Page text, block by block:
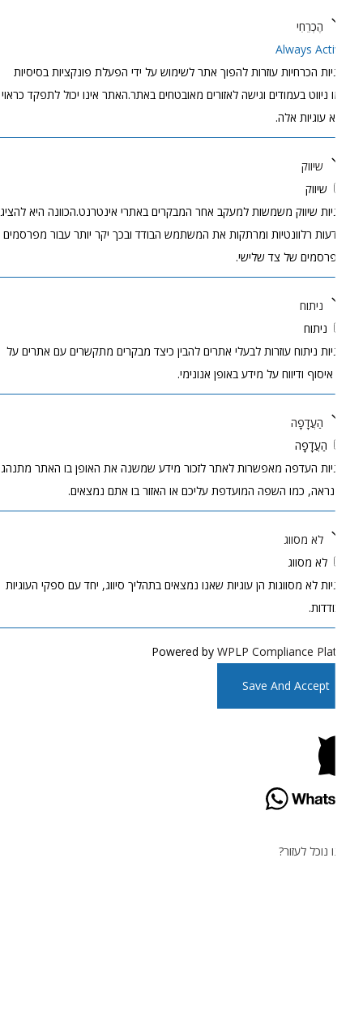
הֶכְרֵחִי
Always
הכרחיות עוזרות להפוך אתר לשימוש על ידי הפעלת פונקציות בסיסיות
ניווט בעמודים וגישה לאזורים מאובטחים באתר.האתר אינו יכול לתפקד כראוי
עוגיות אלה.
שיווק
שיווק
שיווק משמשות למעקב אחר המבקרים באתרי אינטרנט.הכוונה היא להציג
רלוונטיות ומרתקות את המשתמש הבודד ובכך יקר יותר עבור מפרסמים
של צד שלישי.
ניתוח
ניתוח
ניתוח עוזרות לבעלי אתרים להבין כיצד מבקרים מתקשרים עם אתרים על
איסוף ודיווח על מידע באופן אנונימי.
הַעֲדָפָה
הַעֲדָפָה
העדפה מאפשרות לאתר לזכור מידע שמשנה את האופן בו האתר מתנהג
נראה, כמו השפה המועדפת עליכם או האזור בו אתם נמצאים.
לא מסווג
לא מסווג
לא מסווגות הן עוגיות שאנו נמצאים בתהליך סיווג, יחד עם ספקי העוגיות
Powered byWPLP Compliance
Save And Accept
נוכל לעזור?